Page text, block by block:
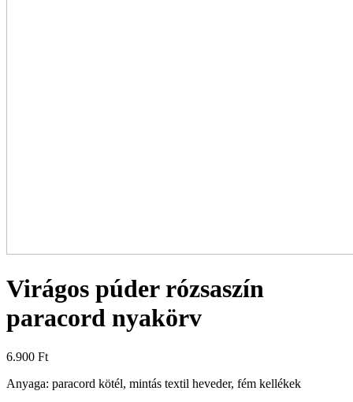
Virágos púder rózsaszín
paracord nyakörv
6.900 Ft
Anyaga: paracord kötél, mintás textil heveder, fém kellékek